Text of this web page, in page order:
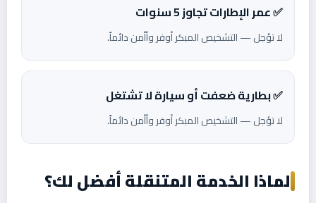
✅ عمر الإطارات تجاوز 5 سنوات
لا تؤجل — التشخيص المبكر أوفر وأأمن دائماً.
✅ بطارية ضعفت أو سيارة لا تشتغل
لا تؤجل — التشخيص المبكر أوفر وأأمن دائماً.
لماذا الخدمة المتنقلة أفضل لك؟